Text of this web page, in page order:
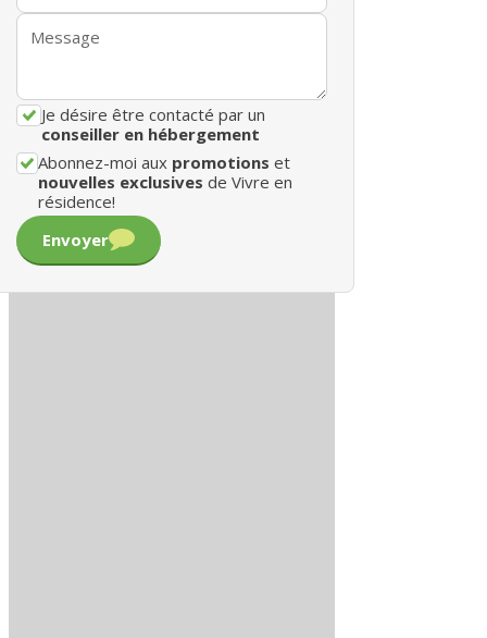
Je désire être contacté par un
conseiller en hébergement
Abonnez-moi aux promotions et
nouvelles exclusives de Vivre en
résidence!
Envoyer